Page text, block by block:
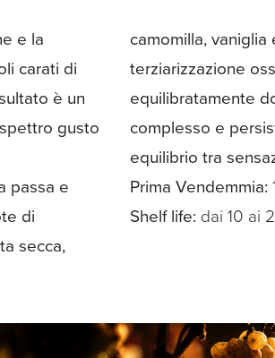
passa e
di
secca,
camomilla,
terziarizzazione
equilibratamente
complesso e
equilibrio tra
Prima Vendemmia:
Shelf life: dai 10 ai